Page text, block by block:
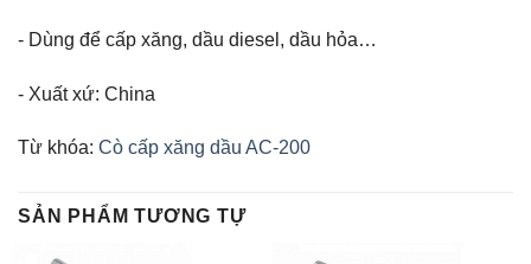
- Dùng để cấp xăng, dầu diesel, dầu hỏa…
- Xuất xứ: China
Từ khóa: Cò cấp xăng dầu AC-200
SẢN PHẨM TƯƠNG TỰ